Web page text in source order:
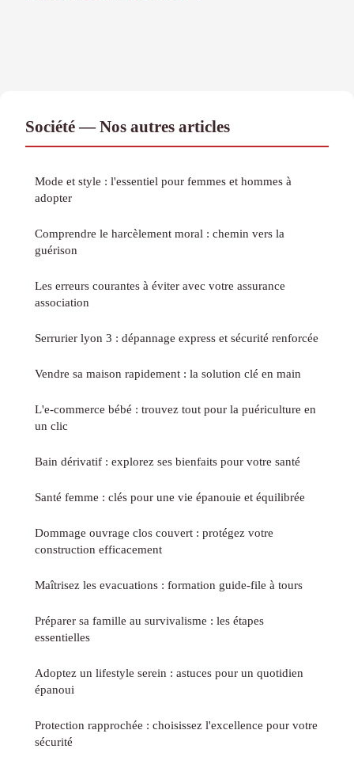
Société — Nos autres articles
Mode et style : l'essentiel pour femmes et hommes à
adopter
Comprendre le harcèlement moral : chemin vers la
guérison
Les erreurs courantes à éviter avec votre assurance
association
Serrurier lyon 3 : dépannage express et sécurité renforcée
Vendre sa maison rapidement : la solution clé en main
L'e-commerce bébé : trouvez tout pour la puériculture en
un clic
Bain dérivatif : explorez ses bienfaits pour votre santé
Santé femme : clés pour une vie épanouie et équilibrée
Dommage ouvrage clos couvert : protégez votre
construction efficacement
Maîtrisez les evacuations : formation guide-file à tours
Préparer sa famille au survivalisme : les étapes
essentielles
Adoptez un lifestyle serein : astuces pour un quotidien
épanoui
Protection rapprochée : choisissez l'excellence pour votre
sécurité